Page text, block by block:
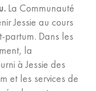
La Communauté
Jessie au cours
partum. Dans les
la
à Jessie des
et les services de